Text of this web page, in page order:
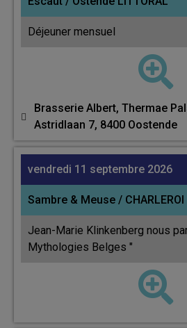
Déjeuner mensuel
Brasserie Albert, Thermae
Astridlaan 7, 8400 Oostende
vendredi 11 septembre 2026
Sambre & Meuse / CHARLEROI
Jean-Marie Klinkenberg nous
Mythologies Belges "